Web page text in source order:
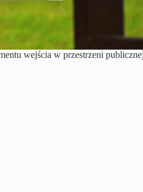
wejścia w przestrzeni